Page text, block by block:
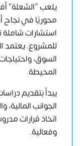
يلعب “الشعلة”
محوريًا في
استشارات
للمشروع. يعتمد
السوق،
المحيطة.
يبدأ بتقديم
الجوانب
اتخاذ قرارات
وفعالية.